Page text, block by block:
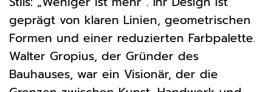
geprägt von klaren Linien, geometrischen
Formen und einer reduzierten Farbpalette.
Walter Gropius, der Gründer des
Bauhauses, war ein Visionär, der die